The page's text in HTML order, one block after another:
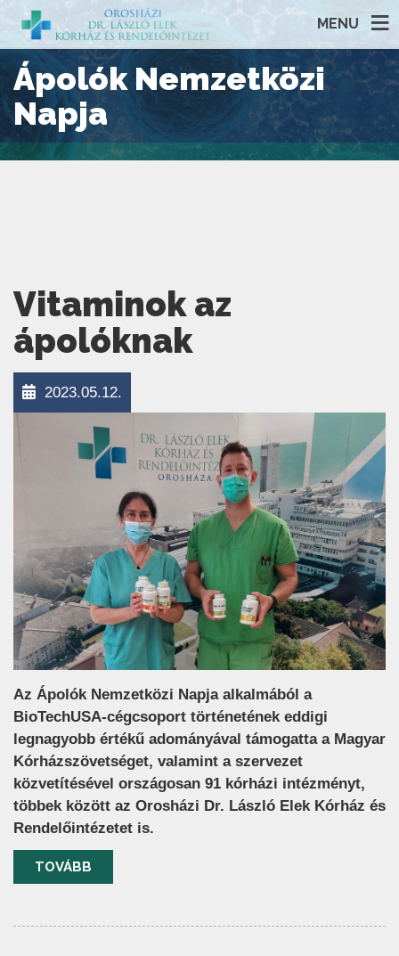
MENU
Ápolók Nemzetközi
Napja
Vitaminok az
ápolóknak
2023.05.12.
Az Ápolók Nemzetközi Napja alkalmából a
BioTechUSA-cégcsoport történetének eddigi
legnagyobb értékű adományával támogatta a Magyar
Kórházszövetséget, valamint a szervezet
közvetítésével országosan 91 kórházi intézményt,
többek között az Orosházi Dr. László Elek Kórház és
Rendelőintézetet is.
TOVÁBB